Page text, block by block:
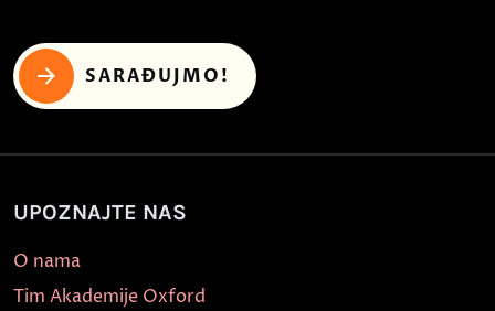
SARAĐUJMO!
UPOZNAJTE NAS
O nama
Tim Akademije Oxford